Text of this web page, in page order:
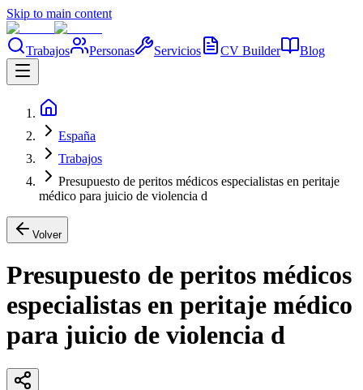
Skip to main content
Trabajos Personas Servicios CV Builder Blog
España
Trabajos
Presupuesto de peritos médicos especialistas en peritaje
médico para juicio de violencia d
Volver
Presupuesto de peritos médicos
especialistas en peritaje médico
para juicio de violencia d